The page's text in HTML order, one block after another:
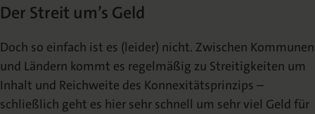
Der Streit um’s Geld
Doch so einfach ist es (leider) nicht. Zwischen Kommunen
und Ländern kommt es regelmäßig zu Streitigkeiten um
Inhalt und Reichweite des Konnexitätsprinzips –
schließlich geht es hier sehr schnell um sehr viel Geld für